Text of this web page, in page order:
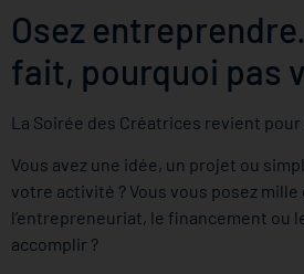
Osez
fait, pourquoi pas
La Soirée des Créatrices revient pour
Vous avez une idée, un projet ou
votre activité ? Vous vous posez
l’entrepreneuriat, le financement ou
accomplir ?